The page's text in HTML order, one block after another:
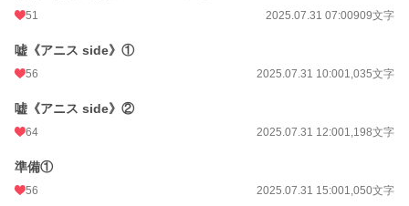
51 2025.07.31 07:00909文字
嘘《アニス side》①
56 2025.07.31 10:001,035文字
嘘《アニス side》②
64 2025.07.31 12:001,198文字
準備①
56 2025.07.31 15:001,050文字